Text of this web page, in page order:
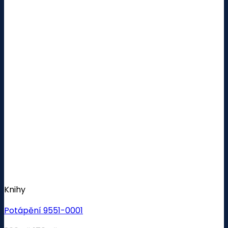
Knihy
Potápění 9551-0001